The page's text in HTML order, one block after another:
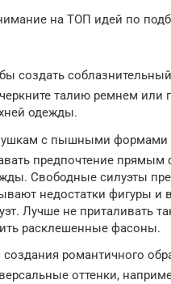
на ТОП идей по
создать
талию ремнем или
одежды.
с пышными формами
предпочтение прямым
Свободные силуэты
недостатки фигуры и
Лучше не приталивать
расклешенные фасоны.
романтичного
оттенки,